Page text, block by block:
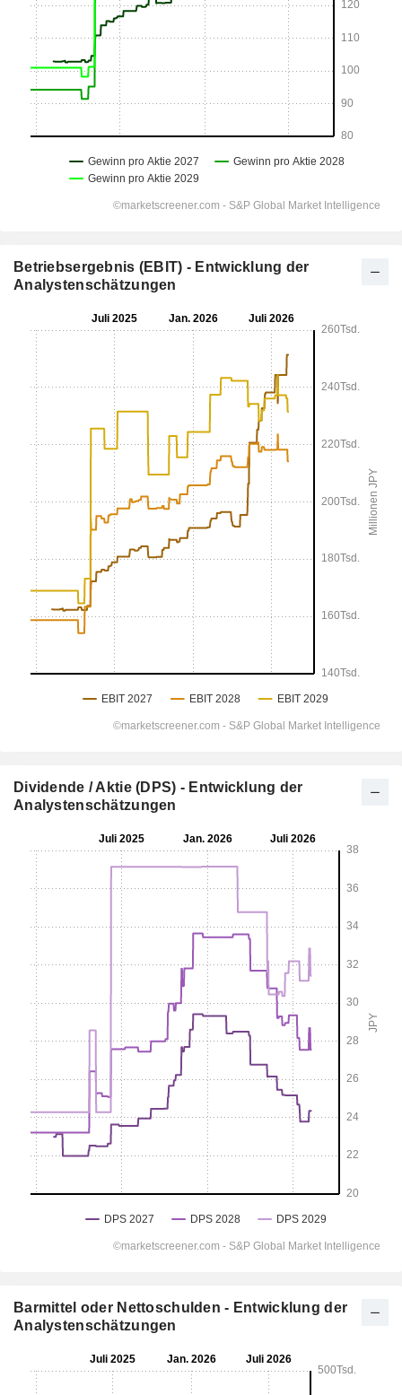
Betriebsergebnis (EBIT) - Entwicklung der
Analystenschätzungen
Dividende / Aktie (DPS) - Entwicklung der
Analystenschätzungen
Barmittel oder Nettoschulden - Entwicklung der
Analystenschätzungen